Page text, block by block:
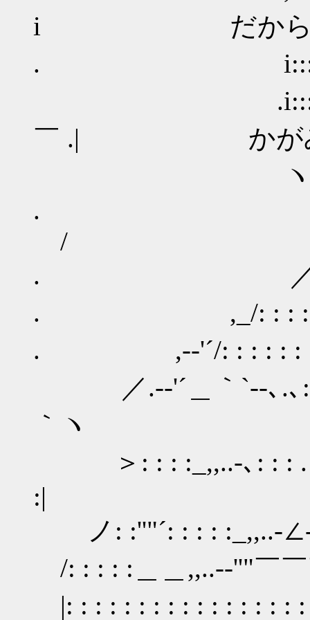
i だから、言
. i:::::::::::.
￣ .| かがみさ
ヽ:::::::.:::.
.
/
. ／ ..`ｰ
. ,_/: : : : : .、
. ,-‐'´/: : : : : : : :
／.-‐'´＿｀`‐-､.､: :
｀ヽ
＞: : : :_,,..-､: : : .｀
:|
ノ: :''"´: : : : :_,,..-
/: : : : :＿＿,,..-‐''"￣
|: : : : : : : : : : : : : : : :